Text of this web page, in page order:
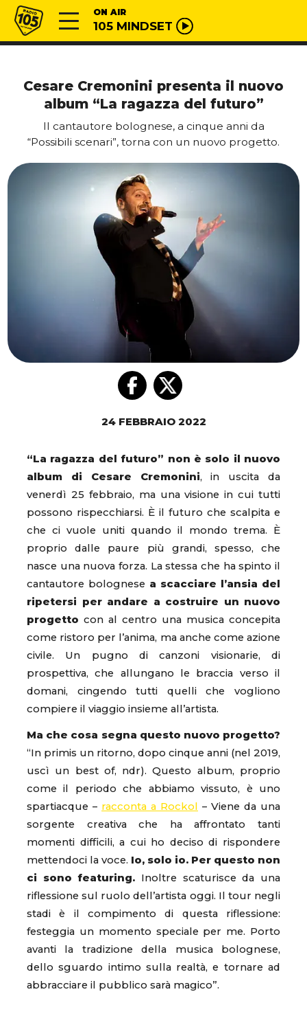
Vai al contenuto
Radio 105 ON AIR
105 MINDSET
Cesare Cremonini presenta il nuovo
album “La ragazza del futuro”
Il cantautore bolognese, a cinque anni da
“Possibili scenari”, torna con un nuovo progetto.
24 FEBBRAIO 2022
“La ragazza del futuro” non è solo il nuovo
album di Cesare Cremonini, in uscita da
venerdì 25 febbraio, ma una visione in cui tutti
possono rispecchiarsi. È il futuro che scalpita e
che ci vuole uniti quando il mondo trema. È
proprio dalle paure più grandi, spesso, che
nasce una nuova forza. La stessa che ha spinto il
cantautore bolognese a scacciare l’ansia del
ripetersi per andare a costruire un nuovo
progetto con al centro una musica concepita
come ristoro per l’anima, ma anche come azione
civile. Un pugno di canzoni visionarie, di
prospettiva, che allungano le braccia verso il
domani, cingendo tutti quelli che vogliono
compiere il viaggio insieme all’artista.
Ma che cosa segna questo nuovo progetto?
“In primis un ritorno, dopo cinque anni (nel 2019,
uscì un best of, ndr). Questo album, proprio
come il periodo che abbiamo vissuto, è uno
spartiacque – racconta a Rockol – Viene da una
sorgente creativa che ha affrontato tanti
momenti difficili, a cui ho deciso di rispondere
mettendoci la voce. Io, solo io. Per questo non
ci sono featuring. Inoltre scaturisce da una
riflessione sul ruolo dell’artista oggi. Il tour negli
stadi è il compimento di questa riflessione:
festeggia un momento speciale per me. Porto
avanti la tradizione della musica bolognese,
dello sguardo intimo sulla realtà, e tornare ad
abbracciare il pubblico sarà magico”.